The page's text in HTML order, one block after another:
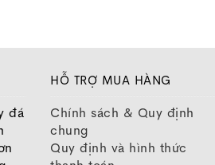
hơn, từ 1,7 triệu đến 2
với vapor 15 pro
đá
HỖ TRỢ MUA HÀNG
Chính sách & Quy định
chung
Quy định và hình thức